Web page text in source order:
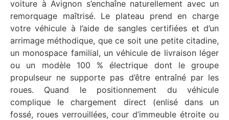
voiture à Avignon s’enchaîne naturellement avec un
remorquage maîtrisé. Le plateau prend en charge
votre véhicule à l’aide de sangles certifiées et d’un
arrimage méthodique, que ce soit une petite citadine,
un monospace familial, un véhicule de livraison léger
ou un modèle 100 % électrique dont le groupe
propulseur ne supporte pas d’être entraîné par les
roues. Quand le positionnement du véhicule
complique le chargement direct (enlisé dans un
fossé, roues verrouillées, cour d’immeuble étroite ou